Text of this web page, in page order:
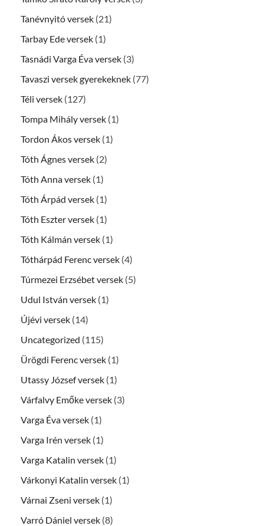
Tanévnyitó versek (21)
Tarbay Ede versek (1)
Tasnádi Varga Éva versek (3)
Tavaszi versek gyerekeknek (77)
Téli versek (127)
Tompa Mihály versek (1)
Tordon Ákos versek (1)
Tóth Ágnes versek (2)
Tóth Anna versek (1)
Tóth Árpád versek (1)
Tóth Eszter versek (1)
Tóth Kálmán versek (1)
Tóthárpád Ferenc versek (4)
Túrmezei Erzsébet versek (5)
Udul István versek (1)
Újévi versek (14)
Uncategorized (115)
Ürögdi Ferenc versek (1)
Utassy József versek (1)
Várfalvy Emőke versek (3)
Varga Éva versek (1)
Varga Irén versek (1)
Varga Katalin versek (1)
Várkonyi Katalin versek (1)
Várnai Zseni versek (1)
Varró Dániel versek (8)